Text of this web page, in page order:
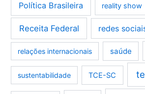
Política Brasileira reality show
Receita Federal redes
relações internacionais saúde
sustentabilidade TCE-SC